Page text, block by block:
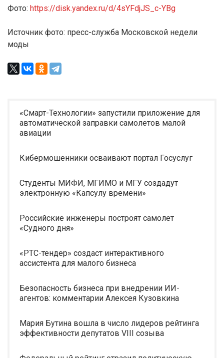
Фото: https://disk.yandex.ru/d/4sYFdjJS_c-YBg
Источник фото: пресс-служба Московской недели
моды
«Смарт-Технологии» запустили приложение для
автоматической заправки самолетов малой
авиации
Кибермошенники осваивают портал Госуслуг
Студенты МИФИ, МГИМО и МГУ создадут
электронную «Капсулу времени»
Российские инженеры построят самолет
«Судного дня»
«РТС-тендер» создаст интерактивного
ассистента для малого бизнеса
Безопасность бизнеса при внедрении ИИ-
агентов: комментарии Алексея Кузовкина
Мария Бутина вошла в число лидеров рейтинга
эффективности депутатов VIII созыва